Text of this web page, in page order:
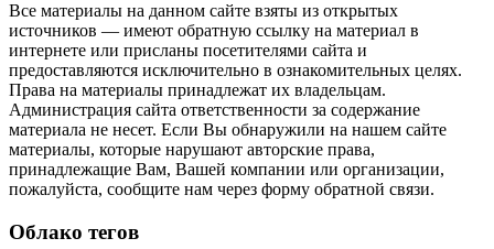
Все материалы на данном сайте взяты из открытых
источников — имеют обратную ссылку на материал в
интернете или присланы посетителями сайта и
предоставляются исключительно в ознакомительных целях.
Права на материалы принадлежат их владельцам.
Администрация сайта ответственности за содержание
материала не несет. Если Вы обнаружили на нашем сайте
материалы, которые нарушают авторские права,
принадлежащие Вам, Вашей компании или организации,
пожалуйста, сообщите нам через форму обратной связи.
Облако тегов